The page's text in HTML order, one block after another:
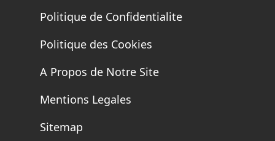
Politique de Confidentialite
Politique des Cookies
A Propos de Notre Site
Mentions Legales
Sitemap